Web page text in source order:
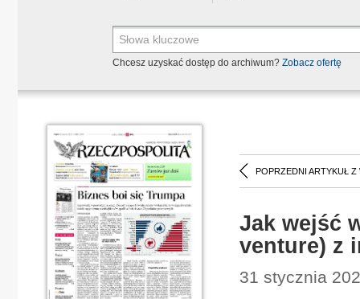
Chcesz uzyskać dostęp do archiwum? Zobacz ofertę
POPRZEDNI ARTYKUŁ Z
Jak wejść
venture) z
31 stycznia